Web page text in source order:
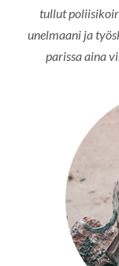
tullut
unelmaani ja
parissa aina